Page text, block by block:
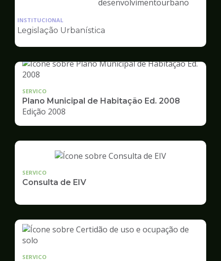
Ilustração
Desenvolvimento
Urbano
INSTITUCIONAL
Legislação Urbanística
SERVICO
Plano Municipal de Habitação Ed. 2008
Edição 2008
SERVICO
Consulta de EIV
SERVICO